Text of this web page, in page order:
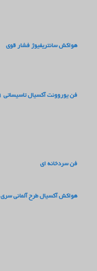
هواکش سانتریفیوژ فشار قوی
فن یوروونت آکسیال تاسیساتی 2021
فن سردخانه ای
هواکش آکسیال طرح آلمانی سری vif